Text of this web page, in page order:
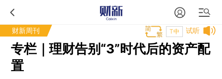
财新周刊 试听
T中
专栏｜理财告别“3”时代后的资产配
置